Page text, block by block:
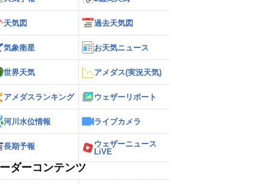
天気図 過去天気図
気象衛星 お天気ニュース
世界天気 アメダス(実況天気)
アメダスランキング ウェザーリポート
河川水位情報 ライブカメラ
長期予報
ウェザーニュース
LiVE
ダーコンテンツ